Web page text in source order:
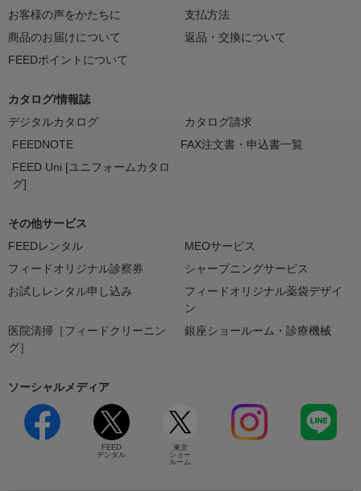
お客様の声をかたちに
支払方法
商品のお届けについて
返品・交換について
FEEDポイントについて
カタログ/情報誌
デジタルカタログ
カタログ請求
FEEDNOTE
FAX注文書・申込書一覧
FEED Uni [ユニフォームカタロ
グ]
その他サービス
FEEDレンタル
MEOサービス
フィードオリジナル診察券
シャープニングサービス
お試しレンタル申し込み
フィードオリジナル薬袋デザイ
ン
医院清掃［フィードクリーニン
グ］
銀座ショールーム・診療機械
ソーシャルメディア
FEED
デンタル
東京
ショー
ルーム